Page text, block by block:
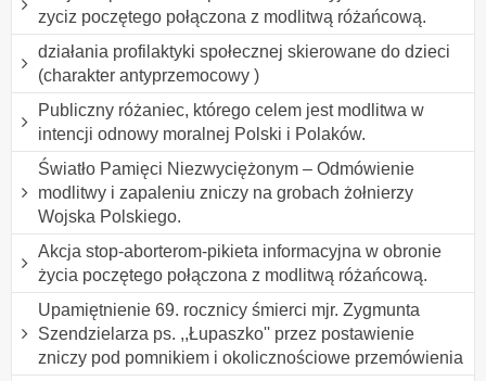
zyciz poczętego połączona z modlitwą różańcową.
działania profilaktyki społecznej skierowane do dzieci
(charakter antyprzemocowy )
Publiczny różaniec, którego celem jest modlitwa w
intencji odnowy moralnej Polski i Polaków.
Światło Pamięci Niezwyciężonym – Odmówienie
modlitwy i zapaleniu zniczy na grobach żołnierzy
Wojska Polskiego.
Akcja stop-aborterom-pikieta informacyjna w obronie
życia poczętego połączona z modlitwą różańcową.
Upamiętnienie 69. rocznicy śmierci mjr. Zygmunta
Szendzielarza ps. ,,Łupaszko'' przez postawienie
zniczy pod pomnikiem i okolicznościowe przemówienia